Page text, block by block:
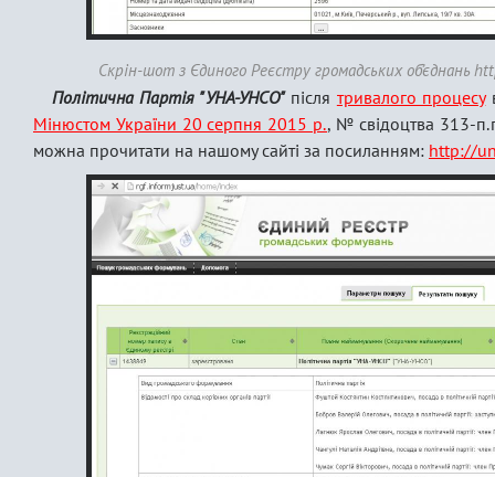
Скрін-шот з Єдиного Реєстру громадських об’єднань
Політична Партія "УНА-УНСО"після тривалого процесу
Мінюстом України 20 серпня 2015 р., № свідоцтва 313-
можна прочитати на нашому сайті за посиланням: http://